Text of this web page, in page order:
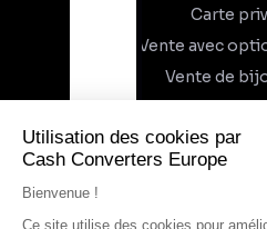
Carte
Vente avec
Vente de
À